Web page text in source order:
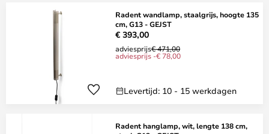
Radent wandlamp, staalgrijs, hoogte 135
cm, G13 - GEJST
€ 393,00
adviesprijs€ 471,00
adviesprijs -€ 78,00
Levertijd: 10 - 15 werkdagen
Radent hanglamp, wit, lengte 138 cm,